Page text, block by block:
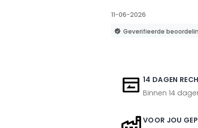
11-06-2026
Geverifieerde
14 DAGEN
Binnen 14
VOOR JOU